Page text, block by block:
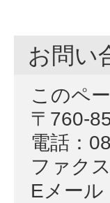
お問い
このペ
〒760-
電話：
ファク
Eメール